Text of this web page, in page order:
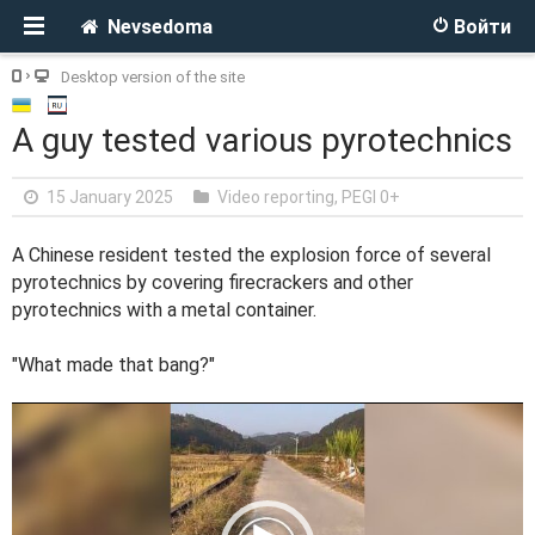
Войти
Nevsedoma
Desktop version of the site
A guy tested various pyrotechnics
15 January 2025 Video reporting, PEGI 0+
A Chinese resident tested the explosion force of several
pyrotechnics by covering firecrackers and other
pyrotechnics with a metal container.
"What made that bang?"
i
d
e